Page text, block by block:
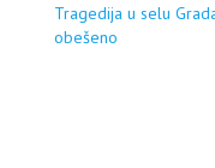
Tragedija u selu
obešeno